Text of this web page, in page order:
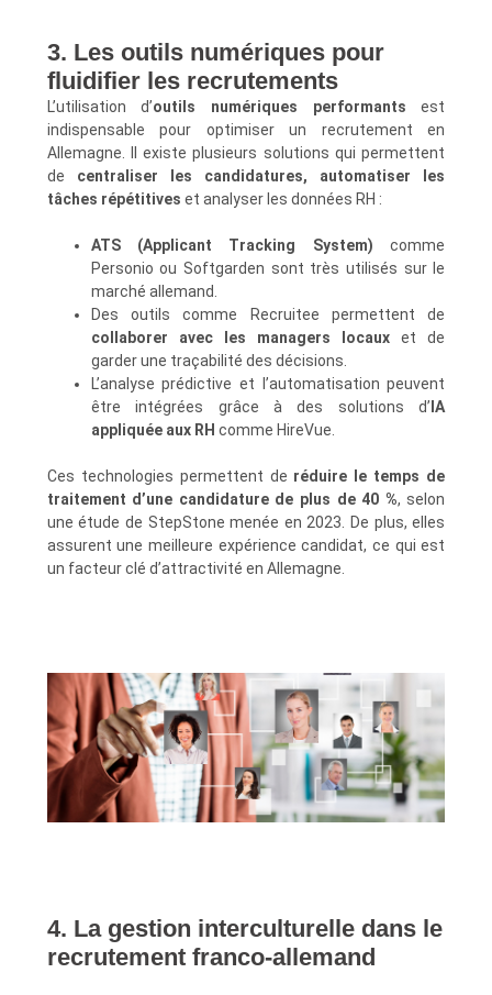
3. Les outils numériques pour
fluidifier les recrutements
L’utilisation d’outils numériques performants est
indispensable pour optimiser un recrutement en
Allemagne. Il existe plusieurs solutions qui permettent
de centraliser les candidatures, automatiser les
tâches répétitives et analyser les données RH :
ATS (Applicant Tracking System) comme
Personio ou Softgarden sont très utilisés sur le
marché allemand.
Des outils comme Recruitee permettent de
collaborer avec les managers locaux et de
garder une traçabilité des décisions.
L’analyse prédictive et l’automatisation peuvent
être intégrées grâce à des solutions d’IA
appliquée aux RH comme HireVue.
Ces technologies permettent de réduire le temps de
traitement d’une candidature de plus de 40 %, selon
une étude de StepStone menée en 2023. De plus, elles
assurent une meilleure expérience candidat, ce qui est
un facteur clé d’attractivité en Allemagne.
4. La gestion interculturelle dans le
recrutement franco-allemand